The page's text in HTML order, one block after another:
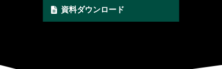
AI Securityサービス
資料ダウンロード